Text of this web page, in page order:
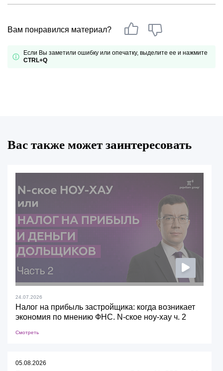
Вам понравился материал?
Если Вы заметили ошибку или опечатку, выделите ее и нажмите
CTRL+Q
Вас также может заинтересовать
24.07.2026
Налог на прибыль застройщика: когда возникает
экономия по мнению ФНС. N-ское ноу-хау ч. 2
Смотреть
05.08.2026